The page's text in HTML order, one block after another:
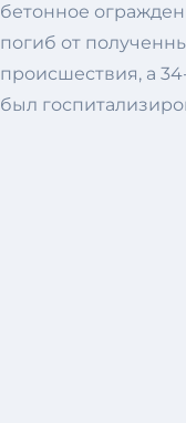
бетонное
погиб от
происшествия, а
был